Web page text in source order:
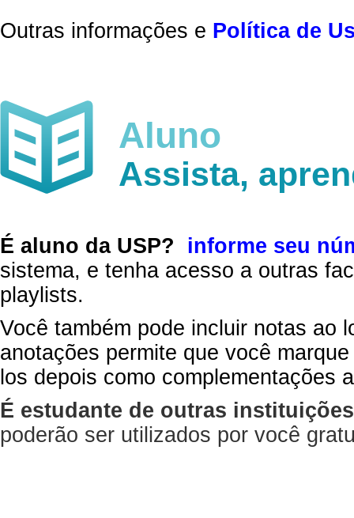
Outras informações e Política de
Aluno
Assista,
É aluno da USP?
informe seu
sistema, e tenha acesso a outras
playlists.
Você também pode incluir notas ao
anotações permite que você
los depois como complementações
É estudante de outras
poderão ser utilizados por você